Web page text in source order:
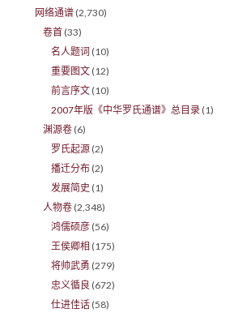
网络通谱 (2,730)
卷首 (33)
名人题词 (10)
重要图文 (12)
前言序文 (10)
2007年版《中华罗氏通谱》总目录 (1)
渊源卷 (6)
罗氏起源 (2)
播迁分布 (2)
发展简史 (1)
人物卷 (2,348)
鸿儒硕彦 (56)
王侯卿相 (175)
将帅武勇 (279)
忠义循良 (672)
仕进佳话 (58)